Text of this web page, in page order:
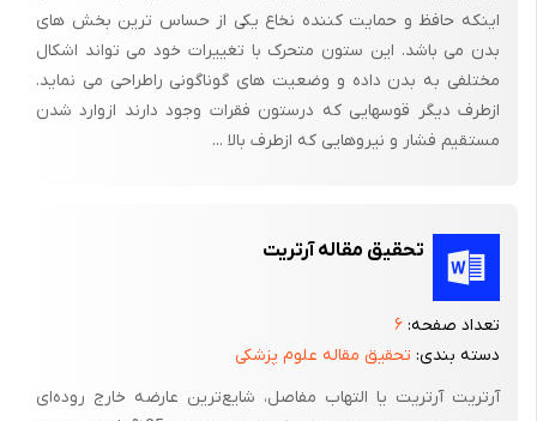
ساعت در وضعیت فوق خوابیده، به تماشای تلویزیون مشغول شدم.
حمله دردی که انتظار می کشیدم هرگز نیامد.
می یابند. این وضعیت به ویژه در دردهای گروه یک مفید است.
چنانچه مدت زیادی روی شکم خوابیده خود را هر از چندگاه تغییر
دهید. هیچ وضعیتی، هر اندازه هم که خوب باشد برای تمام روز مفید
نخواهد بود.
اینکه حافظ و حمایت کننده نخاع یکی از حساس ترین بخش های
بدن می باشد. این ستون متحرک با تغییرات خود می تواند اشکال
مختلفی به بدن داده و وضعیت های گوناگونی راطراحی می نماید.
ازطرف دیگر قوسهایی که درستون فقرات وجود دارند ازوارد شدن
مستقیم فشار و نیروهایی که ازطرف بالا ...
تحقیق مقاله آرتریت
تعداد صفحه: ۶
دسته بندی: تحقیق مقاله علوم پزشکی
آرتریت آرتریت یا التهاب مفاصل، شایع‌ترین عارضه خارج روده‌ای